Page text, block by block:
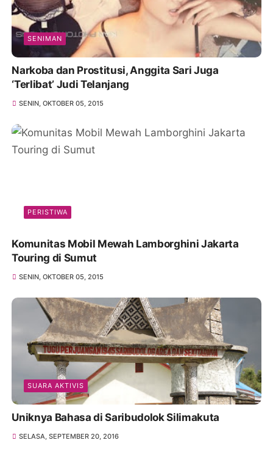
SENIMAN
Narkoba dan Prostitusi, Anggita Sari Juga
‘Terlibat’ Judi Telanjang
SENIN, OKTOBER 05, 2015
PERISTIWA
Komunitas Mobil Mewah Lamborghini Jakarta
Touring di Sumut
SENIN, OKTOBER 05, 2015
SUARA AKTIVIS
Uniknya Bahasa di Saribudolok Silimakuta
SELASA, SEPTEMBER 20, 2016